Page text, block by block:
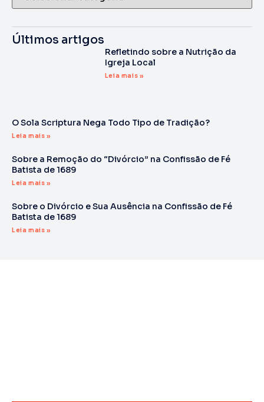
Últimos artigos
Refletindo sobre a Nutrição da
Igreja Local
Leia mais »
O Sola Scriptura Nega Todo Tipo de Tradição?
Leia mais »
Sobre a Remoção do “Divórcio” na Confissão de Fé
Batista de 1689
Leia mais »
Sobre o Divórcio e Sua Ausência na Confissão de Fé
Batista de 1689
Leia mais »